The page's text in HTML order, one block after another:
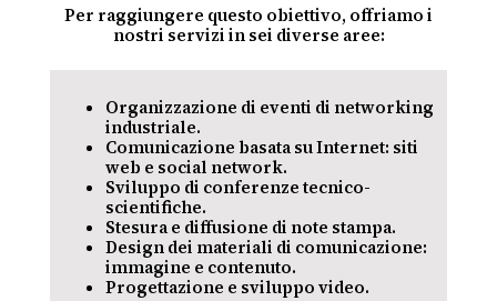
Per raggiungere questo obiettivo, offriamo i
nostri servizi in sei diverse aree:
Organizzazione di eventi di networking
industriale.
Comunicazione basata su Internet: siti
web e social network.
Sviluppo di conferenze tecnico-
scientifiche.
Stesura e diffusione di note stampa.
Design dei materiali di comunicazione:
immagine e contenuto.
Progettazione e sviluppo video.